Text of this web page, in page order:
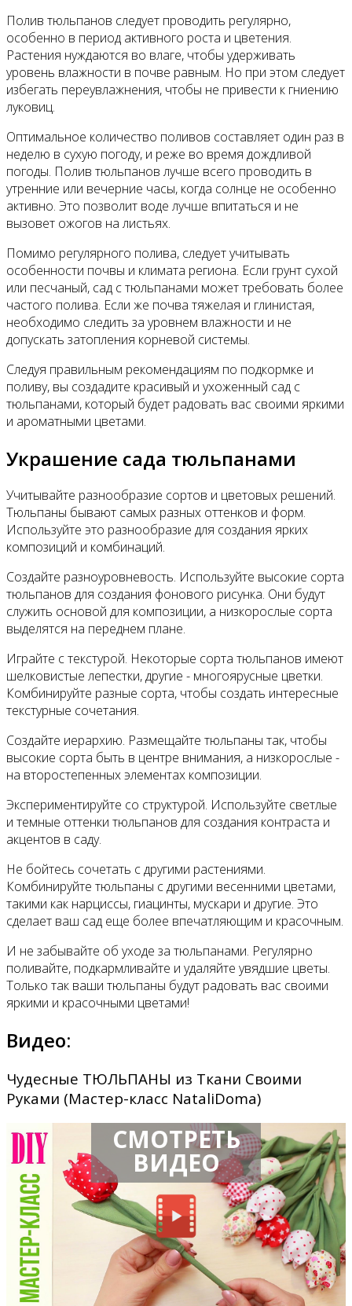
Полив тюльпанов следует проводить регулярно,
особенно в период активного роста и цветения.
Растения нуждаются во влаге, чтобы удерживать
уровень влажности в почве равным. Но при этом следует
избегать переувлажнения, чтобы не привести к гниению
луковиц.
Оптимальное количество поливов составляет один раз в
неделю в сухую погоду, и реже во время дождливой
погоды. Полив тюльпанов лучше всего проводить в
утренние или вечерние часы, когда солнце не особенно
активно. Это позволит воде лучше впитаться и не
вызовет ожогов на листьях.
Помимо регулярного полива, следует учитывать
особенности почвы и климата региона. Если грунт сухой
или песчаный, сад с тюльпанами может требовать более
частого полива. Если же почва тяжелая и глинистая,
необходимо следить за уровнем влажности и не
допускать затопления корневой системы.
Следуя правильным рекомендациям по подкормке и
поливу, вы создадите красивый и ухоженный сад с
тюльпанами, который будет радовать вас своими яркими
и ароматными цветами.
Украшение сада тюльпанами
Учитывайте разнообразие сортов и цветовых решений.
Тюльпаны бывают самых разных оттенков и форм.
Используйте это разнообразие для создания ярких
композиций и комбинаций.
Создайте разноуровневость. Используйте высокие сорта
тюльпанов для создания фонового рисунка. Они будут
служить основой для композиции, а низкорослые сорта
выделятся на переднем плане.
Играйте с текстурой. Некоторые сорта тюльпанов имеют
шелковистые лепестки, другие - многоярусные цветки.
Комбинируйте разные сорта, чтобы создать интересные
текстурные сочетания.
Создайте иерархию. Размещайте тюльпаны так, чтобы
высокие сорта быть в центре внимания, а низкорослые -
на второстепенных элементах композиции.
Экспериментируйте со структурой. Используйте светлые
и темные оттенки тюльпанов для создания контраста и
акцентов в саду.
Не бойтесь сочетать с другими растениями.
Комбинируйте тюльпаны с другими весенними цветами,
такими как нарциссы, гиацинты, мускари и другие. Это
сделает ваш сад еще более впечатляющим и красочным.
И не забывайте об уходе за тюльпанами. Регулярно
поливайте, подкармливайте и удаляйте увядшие цветы.
Только так ваши тюльпаны будут радовать вас своими
яркими и красочными цветами!
Видео:
Чудесные ТЮЛЬПАНЫ из Ткани Своими
Руками (Мастер-класс NataliDoma)
СМОТРЕТЬ
ВИДЕО